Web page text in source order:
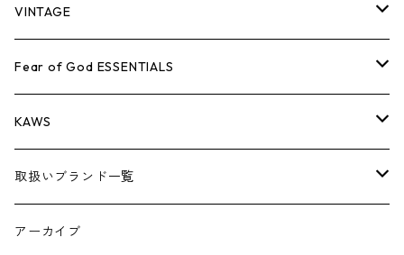
シューズ
小物
コラボレーション
×THE NORTH FACE
×COMME des GARCONS
シーズンアイテム
26SS
BOX LOGOアイテム
バッグ
シューズ
小物
キャップ・ハット
バッグ
シューズ
小物
パンツ
キャップ・ハット
バッグ
シューズ
小物
ジャケット
パンツ
キャップ・ハット
バッグ
シューズ
シャツ
ジャケット
パンツ
キャップ
バッグ
スウェット/ニット
シャツ
ジャケット
パンツ
キャップ・ハット
ロンTEE
スウェット/ニット
シャツ
ジャケット
パンツ
シューズ
AIR JORDAN 1
AIR JORDAN 3
アパレル・小物
VINTAGE
Tシャツ
ロンTEE
スウェット/ニット
ジャケット
Fear of God ESSENTIALS
Tシャツ
ロンTEE
スウェット/ニット
KAWS
アパレル
小物
取扱いブランド一覧
A
アーカイブ